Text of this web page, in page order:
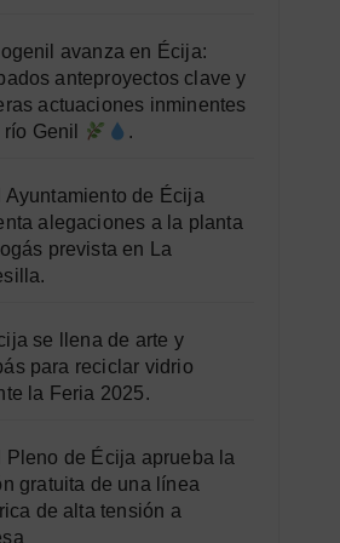
avanza en Écija:
anteproyectos clave y
actuaciones inminentes
Genil
.
Ayuntamiento de Écija
alegaciones a la planta
prevista en La
se llena de arte y
para reciclar vidrio
la Feria 2025.
Pleno de Écija aprueba la
gratuita de una línea
de alta tensión a